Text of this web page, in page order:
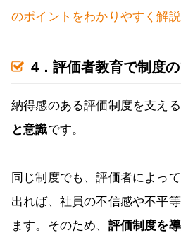
のポイントをわかりやすく解
4．評価者教育で制度
納得感のある評価制度を支え
と意識です。
同じ制度でも、評価者によっ
出れば、社員の不信感や不平
ます。そのため、 評価制度を